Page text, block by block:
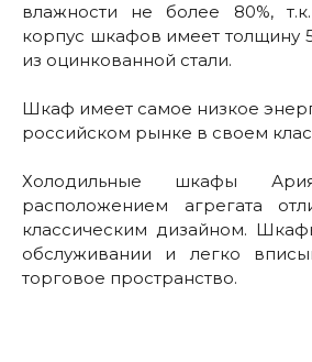
влажности не более 80%,
корпус шкафов имеет толщину
из оцинкованной стали.
Шкаф имеет самое низкое
российском рынке в своем
Холодильные шкафы
расположением агрегата
классическим дизайном.
обслуживании и легко
торговое пространство.